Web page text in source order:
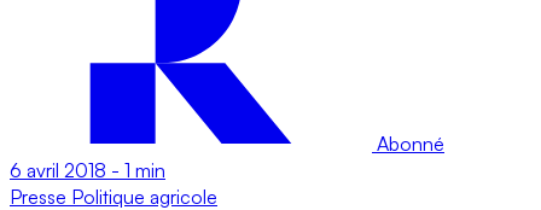
Abonné
6 avril 2018 - 1 min
Presse Politique agricole